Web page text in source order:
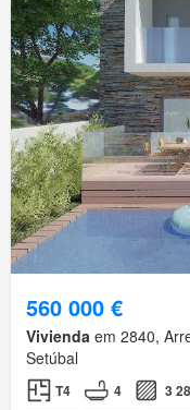
560 000 €
Vivienda em 2840,
Setúbal
T4 4 3